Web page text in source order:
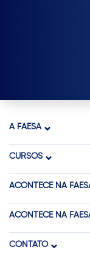
A FAESA
CURSOS
ACONTECE NA
ACONTECE NA
CONTATO